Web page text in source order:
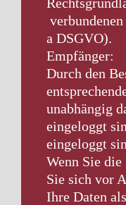
a DSGVO).
Empfänger:
Durch den
unabhängig
eingeloggt
eingeloggt
Wenn Sie
Sie sich vor
Ihre Daten